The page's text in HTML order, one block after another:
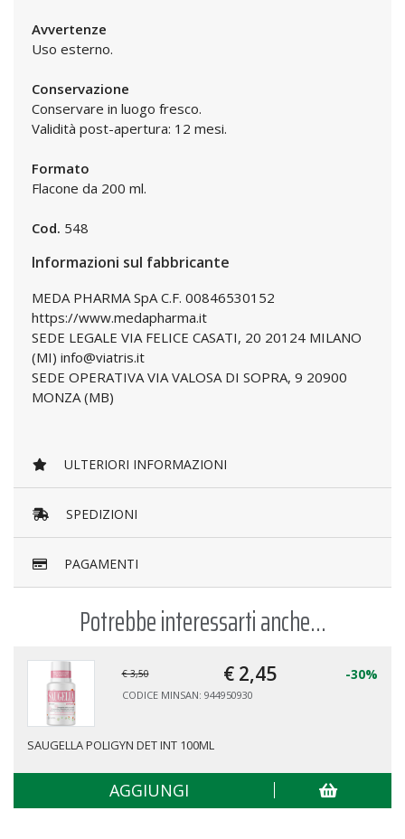
Avvertenze
Uso esterno.
Conservazione
Conservare in luogo fresco.
Validità post-apertura: 12 mesi.
Formato
Flacone da 200 ml.
Cod. 548
Informazioni sul fabbricante
MEDA PHARMA SpA C.F. 00846530152
https://www.medapharma.it
SEDE LEGALE VIA FELICE CASATI, 20 20124 MILANO
(MI) info@viatris.it
SEDE OPERATIVA VIA VALOSA DI SOPRA, 9 20900
MONZA (MB)
ULTERIORI INFORMAZIONI
SPEDIZIONI
PAGAMENTI
Potrebbe interessarti anche...
€ 3,50 € 2,45 -30%
CODICE MINSAN: 944950930
SAUGELLA POLIGYN DET INT 100ML
AGGIUNGI